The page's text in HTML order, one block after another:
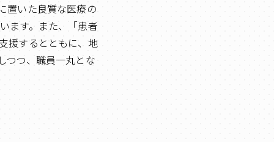
置いた良質な医療の
ます。また、「患者
援するとともに、地
つつ、職員一丸とな